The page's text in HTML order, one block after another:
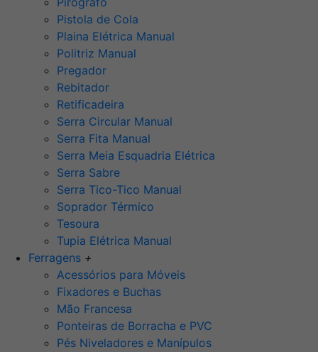
Pistola de Cola
Plaina Elétrica Manual
Politriz Manual
Pregador
Rebitador
Retificadeira
Serra Circular Manual
Serra Fita Manual
Serra Meia Esquadria Elétrica
Serra Sabre
Serra Tico-Tico Manual
Soprador Térmico
Tesoura
Tupia Elétrica Manual
Ferragens +
Acessórios para Móveis
Fixadores e Buchas
Mão Francesa
Ponteiras de Borracha e PVC
Pés Niveladores e Manípulos